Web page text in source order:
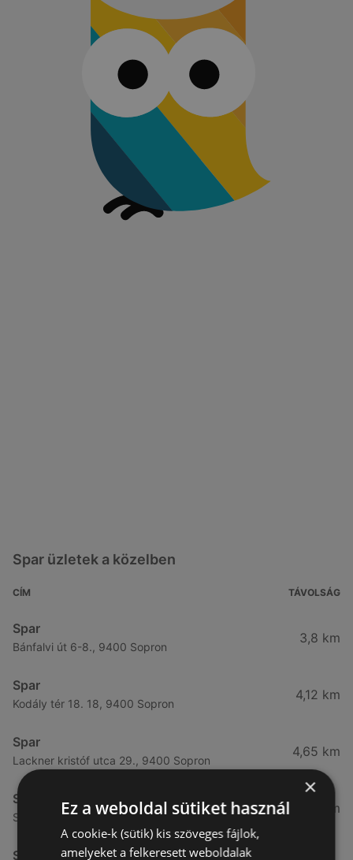
Spar üzletek a közelben
CÍM TÁVOLSÁG
Spar
Bánfalvi út 6-8., 9400 Sopron
3,8 km
Spar
Kodály tér 18. 18, 9400 Sopron
4,12 km
Spar
Lackner kristóf utca 29., 9400 Sopron
4,65 km
Spar
Selmeci utca 15-17., 9400 Sopron
4,76 km
Spar
×
Ez a weboldal sütiket használ
A cookie-k (sütik) kis szöveges fájlok,
amelyeket a felkeresett weboldalak